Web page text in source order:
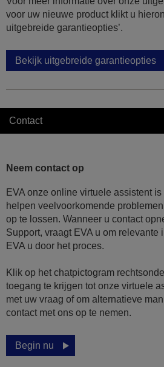
voor uw nieuwe product klikt u
uitgebreide garantieopties’.
Bekijk uitgebreide garantieopties
Contact
Neem contact op
EVA onze online virtuele assistent
helpen veelvoorkomende
op te lossen. Wanneer u contact
Support, vraagt EVA u om relevante
EVA u door het proces.
Klik op het chatpictogram
toegang te krijgen tot onze virtuele
met uw vraag of om alternatieve
contact met ons op te nemen.
Begin nu